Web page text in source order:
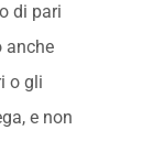
di pari
anche
o gli
e non